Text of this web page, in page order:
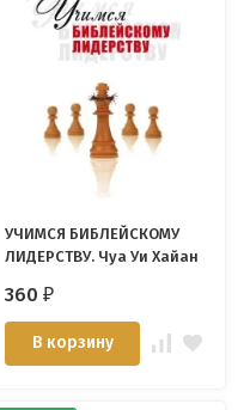
УЧИМСЯ БИБЛЕЙСКОМУ
ЛИДЕРСТВУ. Чуа Уи Хайан
360₽
В корзину